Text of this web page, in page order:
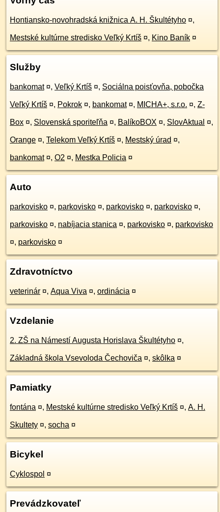
Hontiansko-novohradská knižnica A. H. Škultétyho ¤,
Mestské kultúrne stredisko Veľký Krtíš ¤, Kino Baník ¤
Služby
bankomat ¤, Veľký Krtíš ¤, Sociálna poisťovňa, pobočka
Veľký Krtíš ¤, Pokrok ¤, bankomat ¤, MICHA+, s.r.o. ¤, Z-
Box ¤, Slovenská sporiteľňa ¤, BalíkoBOX ¤, SlovAktual ¤,
Orange ¤, Telekom Veľký Krtíš ¤, Mestský úrad ¤,
bankomat ¤, O2 ¤, Mestka Policia ¤
Auto
parkovisko ¤, parkovisko ¤, parkovisko ¤, parkovisko ¤,
parkovisko ¤, nabíjacia stanica ¤, parkovisko ¤, parkovisko
¤, parkovisko ¤
Zdravotníctvo
veterinár ¤, Aqua Viva ¤, ordinácia ¤
Vzdelanie
2. ZŠ na Námestí Augusta Horislava Škultétyho ¤,
Základná škola Vsevoloda Čechoviča ¤, skôlka ¤
Pamiatky
fontána ¤, Mestské kultúrne stredisko Veľký Krtíš ¤, A. H.
Skultety ¤, socha ¤
Bicykel
Cyklospol ¤
Prevádzkovateľ